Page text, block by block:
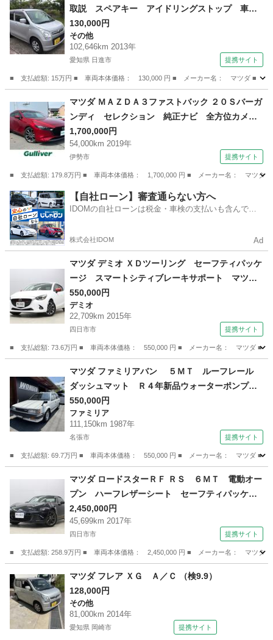
取説 スペアキー アイドリングストップ 車検
Ｒ１０年４月 （検10.4）
130,000円
その他
102,646km 2013年
愛知県 日進市 提携サイト
■ 支払総額: 15万円 ■ 車両本体価格： 130,000 円 ■ メーカー名： マツダ ■
その他
マツダ ＭＡＺＤＡ３ファストバック ２０Ｓバーガ
ンディ セレクション 純正ナビ 全方位カメ
ラ ＥＴＣ メモリ付きパワーシート ＨＵＤ
シートヒーター ステアリングヒーター 衝突軽
減 車線抑制 追従走行 ＢＳＭ パーキングセ
ンサー ＬＥＤヘッドライト オートハイビーム
（検8.9）
1,700,000円
54,000km 2019年
伊勢市 提携サイト
■ 支払総額: 179.8万円 ■ 車両本体価格： 1,700,000 円 ■ メーカー名： マツダ
三重 伊勢市 マツダ
【自社ローン】審査通らない方へ
IDOMの自社ローンは税金・車検の支払いも含んでい
株式会社IDOM Ad
マツダ デミオ ＸＤツーリング セーフティパッケ
ージ スマートシティブレーキサポート マツダ
コネクトナビ フルセグＴＶ Ｂｌｕｅｔｏｏｔ
ｈオーディオ バックカメラ ＥＴＣ ドライブ
レコーダー ＬＥＤヘッドライト 純正１６イン
550,000円
デミオ
22,709km 2015年
四日市市 提携サイト
■ 支払総額: 73.6万円 ■ 車両本体価格： 550,000 円 ■ メーカー名： マツダ ■
デミオ
マツダ ファミリアバン ５ＭＴ ルーフレール
ダッシュマット Ｒ４年新品ウォーターポンプ、
ヒータコア交換 Ｒ５年Ｆキャリパー、クラッチ
マスターオーバーホール 新品ラジエター交換
（車検整備付）
550,000円
ファミリア
111,150km 1987年
名張市 提携サイト
■ 支払総額: 69.7万円 ■ 車両本体価格： 550,000 円 ■ メーカー名： マツダ ■
ファミリア
マツダ ロードスターＲＦ ＲＳ ６ＭＴ 電動オー
プン ハーフレザーシート セーフティパッケー
ジ マツダコネクトナビ フルセグＴＶ Ｂｌｕ
ｅｔｏｏｔｈオーディオ バックカメラ ＥＴ
Ｃ ＬＥＤヘッドライト アドバンストキー 禁
煙車 （検9.10）
2,450,000円
45,699km 2017年
四日市市 提携サイト
■ 支払総額: 258.9万円 ■ 車両本体価格： 2,450,000 円 ■ メーカー名： マツ
マツダ
マツダ フレア ＸＧ Ａ／Ｃ （検9.9）
128,000円
その他
81,000km 2014年
愛知県 岡崎市 提携サイト